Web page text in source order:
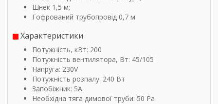
Шнек 1,5 м;
Гофрований трубопровід 0,7 м.
Характеристики
Потужність, кВт: 200
Потужність вентилятора, Вт: 45/105
Напруга: 230V
Потужність розпалу: 240 Вт
Запобіжник: 5A
Необхідна тяга димової труби: 50 Pa